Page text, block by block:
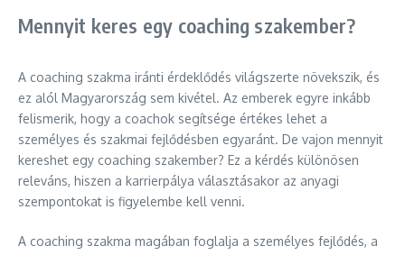
Mennyit keres egy coaching szakember?
A coaching szakma iránti érdeklődés világszerte növekszik, és
ez alól Magyarország sem kivétel. Az emberek egyre inkább
felismerik, hogy a coachok segítsége értékes lehet a
személyes és szakmai fejlődésben egyaránt. De vajon mennyit
kereshet egy coaching szakember? Ez a kérdés különösen
releváns, hiszen a karrierpálya választásakor az anyagi
szempontokat is figyelembe kell venni.
A coaching szakma magában foglalja a személyes fejlődés, a